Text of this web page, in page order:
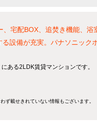
宅配BOX、追焚き機能、浴
設備が充実。パナソニック
ある2LDK賃貸マンションです。
ず載せきれていない情報もございます。